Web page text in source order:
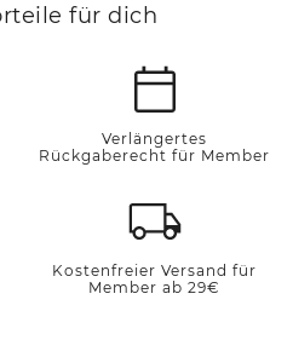
für dich
Verlängertes
Rückgaberecht für Member
Kostenfreier Versand für
Member ab 29€